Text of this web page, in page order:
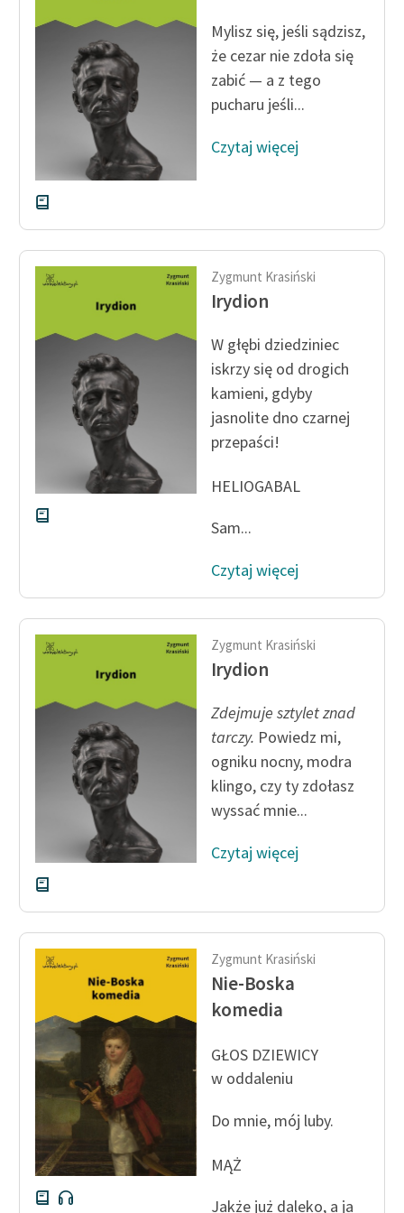
feministycznej
Ręce pełne poezji
Kolekcje edukacyjne
twórców przechodzących
do domeny publicznej,
lektur szkolnych oraz
Starego Testamentu
Odkurzamy bohaterów
Szkoła Poezji Wolnych
Lektur
Kontakt
O projekcie
Zasady wykorzystania
Wolnych Lektur
Polityka prywatności
Regulamin biblioteki
sprawozdania finansowe
Regulamin darowizn
Informacja o treściach
Deklaracja dostępności
Mylisz się, jeśli sądzisz,
że cezar nie zdoła się
zabić — a z tego
pucharu jeśli...
Czytaj więcej
Zygmunt Krasiński
Irydion
W głębi dziedziniec
iskrzy się od drogich
kamieni, gdyby
jasnolite dno czarnej
przepaści!
HELIOGABAL
Sam...
Czytaj więcej
Zygmunt Krasiński
Irydion
Zdejmuje sztylet znad
tarczy. Powiedz mi,
ogniku nocny, modra
klingo, czy ty zdołasz
wyssać mnie...
Czytaj więcej
Zygmunt Krasiński
Nie-Boska
komedia
GŁOS DZIEWICY
w oddaleniu
Do mnie, mój luby.
MĄŻ
Jakże już daleko, a ja